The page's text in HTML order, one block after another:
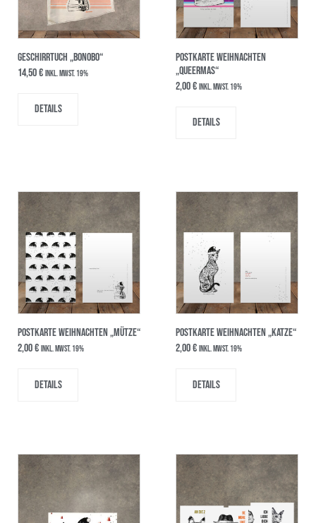
GESCHIRRTUCH „BONOBO“
14,50€ inkl. MwSt. 19%
Details
POSTKARTE WEIHNACHTEN
„QUEERMAS“
2,00€ inkl. MwSt. 19%
Details
POSTKARTE WEIHNACHTEN „MÜTZE“
2,00€ inkl. MwSt. 19%
Details
POSTKARTE WEIHNACHTEN „KATZE“
2,00€ inkl. MwSt. 19%
Details